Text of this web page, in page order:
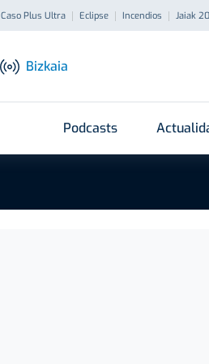
Caso Plus Ultra Eclipse Incendios Jaiak
Bizkaia
Podcasts